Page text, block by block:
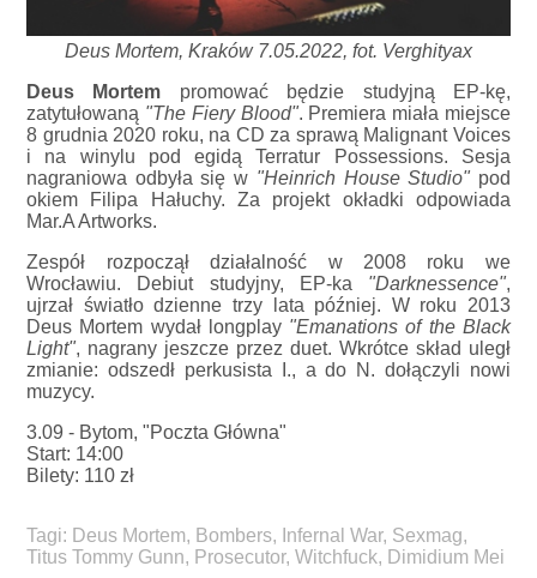
Deus Mortem, Kraków 7.05.2022, fot. Verghityax
Deus Mortem promować będzie studyjną EP-kę,
zatytułowaną "The Fiery Blood". Premiera miała miejsce
8 grudnia 2020 roku, na CD za sprawą Malignant Voices
i na winylu pod egidą Terratur Possessions. Sesja
nagraniowa odbyła się w "Heinrich House Studio" pod
okiem Filipa Hałuchy. Za projekt okładki odpowiada
Mar.A Artworks.
Zespół rozpoczął działalność w 2008 roku we
Wrocławiu. Debiut studyjny, EP-ka "Darknessence",
ujrzał światło dzienne trzy lata później. W roku 2013
Deus Mortem wydał longplay "Emanations of the Black
Light", nagrany jeszcze przez duet. Wkrótce skład uległ
zmianie: odszedł perkusista I., a do N. dołączyli nowi
muzycy.
3.09 - Bytom, "Poczta Główna"
Start: 14:00
Bilety: 110 zł
Tagi: Deus Mortem, Bombers, Infernal War, Sexmag,
Titus Tommy Gunn, Prosecutor,Witchfuck, Dimidium Mei